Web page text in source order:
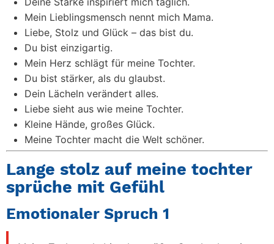
Mein Lieblingsmensch nennt mich Mama.
Liebe, Stolz und Glück – das bist du.
Du bist einzigartig.
Mein Herz schlägt für meine Tochter.
Du bist stärker, als du glaubst.
Dein Lächeln verändert alles.
Liebe sieht aus wie meine Tochter.
Kleine Hände, großes Glück.
Meine Tochter macht die Welt schöner.
Lange stolz auf meine tochter
sprüche mit Gefühl
Emotionaler Spruch 1